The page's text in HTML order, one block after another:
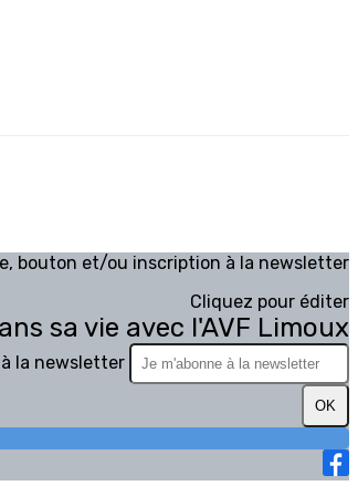
bouton et/ou inscription à la newsletter
Cliquez pour éditer
sa vie avec l'AVF Limoux
la newsletter
OK